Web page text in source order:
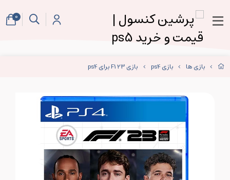
بازی ها بازی ps4 بازی F1 23 برای ps4
0